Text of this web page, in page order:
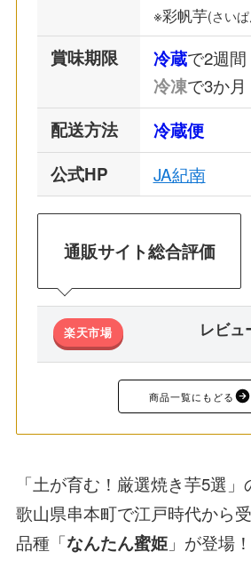
※彩帆芋(さい
賞味期限 冷蔵で2週間
冷凍で3か月
配送方法
冷蔵便
公式HP
JA紀南
通販サイト総合評価
楽天市場 レビュ
商品一覧にもどる
「土が育む！厳選焼き芋5選
歌山県串本町で江戸時代から
品種「なんたん蜜姫」が登場！